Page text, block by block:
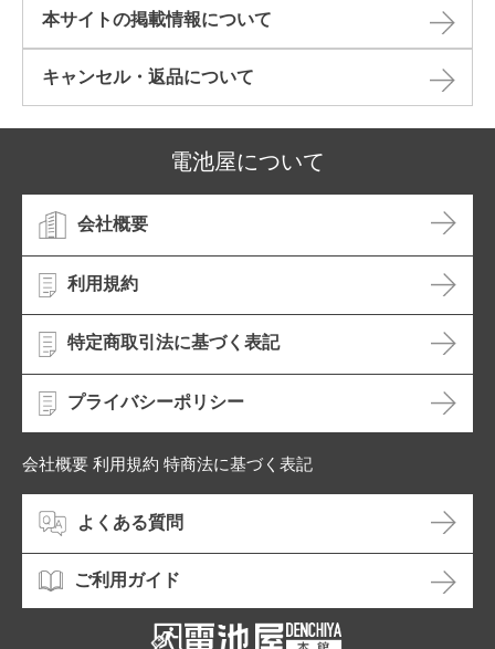
本サイトの掲載情報について​
キャンセル・返品について​
電池屋について
会社概要
利用規約
特定商取引法に基づく表記
プライバシーポリシー
会社概要 利用規約 特商法に基づく表記
よくある質問
ご利用ガイド